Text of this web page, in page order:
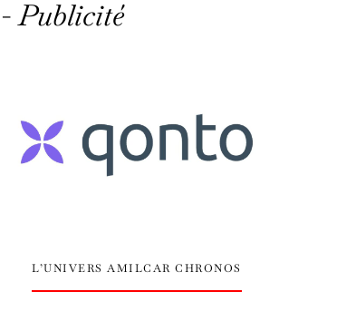
-Publicité
L’UNIVERS AMILCAR CHRONOS